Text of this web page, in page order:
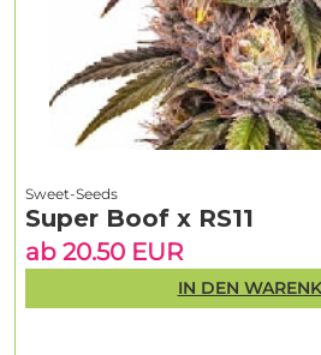
Sweet-Seeds
Super Boof x RS11
ab 20.50 EUR
IN DEN